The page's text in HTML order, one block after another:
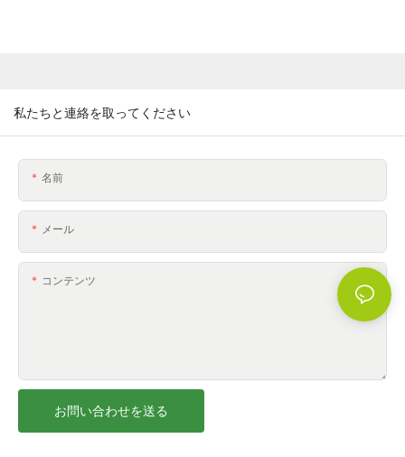
私たちと連絡を取ってください
名前
メール
コンテンツ
お問い合わせを送る